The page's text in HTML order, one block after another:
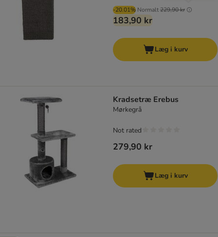
-20.01% Normalt229,90 kr
183,90 kr
Læg i kurv
Kradsetræ Erebus
Mørkegrå
279,90 kr
Not rated
Læg i kurv